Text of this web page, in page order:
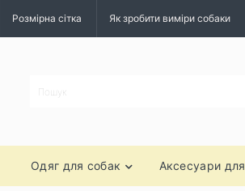
Розмірна сітка Як зробити виміри собаки
Одяг для собак Аксесуари